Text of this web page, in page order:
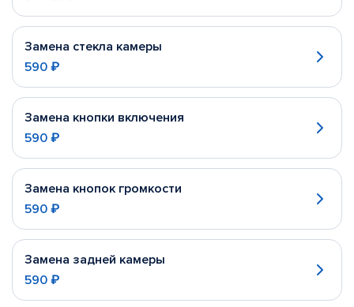
Замена стекла камеры
590 ₽
Замена кнопки включения
590 ₽
Замена кнопок громкости
590 ₽
Замена задней камеры
590 ₽